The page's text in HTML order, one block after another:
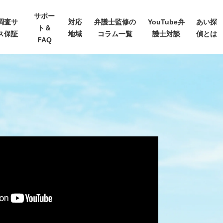
査サ
保証
サポー
ト＆
FAQ
対応
地域
弁護士監修の
コラム一覧
YouTube弁
護士対談
あい探
偵とは